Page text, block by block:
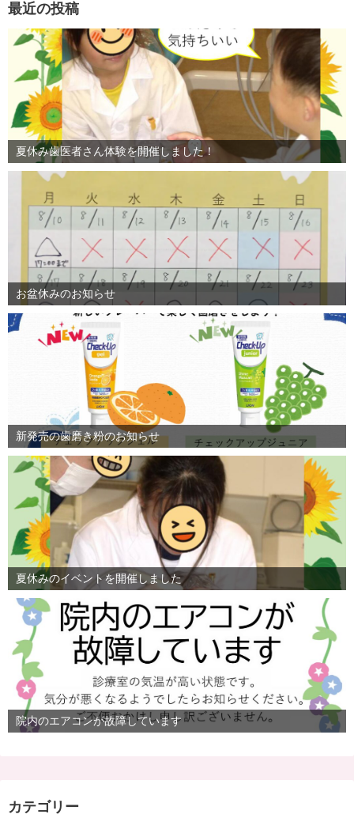
最近の投稿
夏休み歯医者さん体験を開催しました！
お盆休みのお知らせ
新発売の歯磨き粉のお知らせ
夏休みのイベントを開催しました
院内のエアコンが故障しています
カテゴリー